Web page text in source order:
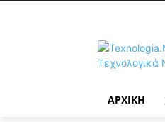
ΑΡΧΙΚΉ